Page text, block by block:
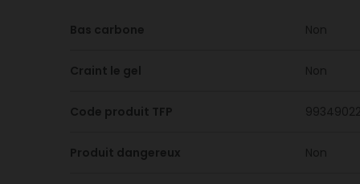
Bas carbone Non
Craint le gel Non
Code produit TFP
Produit dangereux Non